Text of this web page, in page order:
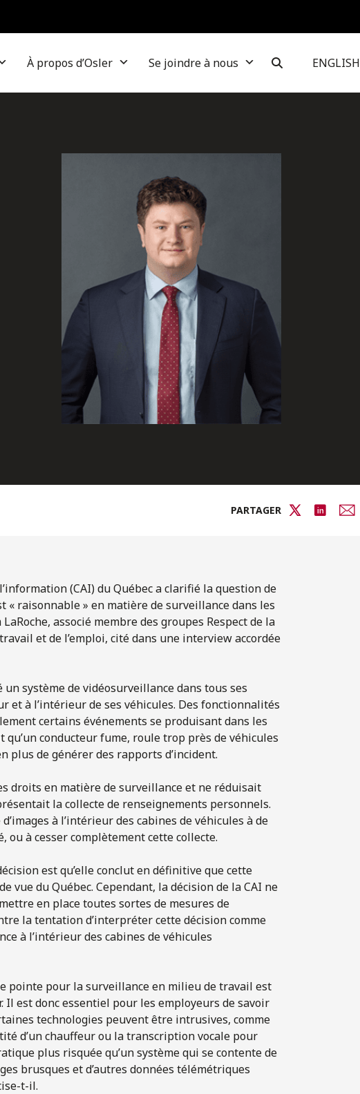
À propos d’Osler Se joindre à nous ENGLISH
PARTAGER
(CAI) du Québec a clarifié la question de
raisonnable » en matière de surveillance dans les
associé membre des groupes Respect de la
et de l’emploi, cité dans une interview accordée
système de vidéosurveillance dans tous ses
et à l’intérieur de ses véhicules. Des fonctionnalités
certains événements se produisant dans les
conducteur fume, roule trop près de véhicules
plus de générer des rapports d’incident.
droits en matière de surveillance et ne réduisait
la collecte de renseignements personnels.
à l’intérieur des cabines de véhicules à de
à cesser complètement cette collecte.
est qu’elle conclut en définitive que cette
vue du Québec. Cependant, la décision de la CAI ne
en place toutes sortes de mesures de
la tentation d’interpréter cette décision comme
à l’intérieur des cabines de véhicules
pointe pour la surveillance en milieu de travail est
Il est donc essentiel pour les employeurs de savoir
technologies peuvent être intrusives, comme
d’un chauffeur ou la transcription vocale pour
plus risquée qu’un système qui se contente de
brusques et d’autres données télémétriques
t-il.